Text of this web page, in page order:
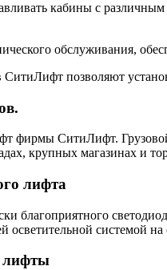
кабины с
обслуживания,
позволяют
фирмы СитиЛифт.
крупных магазинах и
лифта
благоприятного
осветительной системой
лифты